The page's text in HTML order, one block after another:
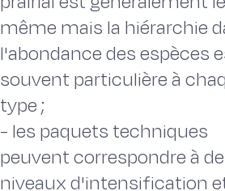
même mais la hiérarchie
l'abondance des espèces
souvent particulière à
type ;
- les paquets techniques
peuvent correspondre à
niveaux d'intensification